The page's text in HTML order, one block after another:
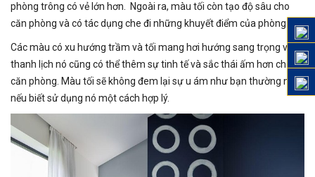
phòng trông có vẻ lớn hơn. Ngoài ra, màu tối còn tạo độ sâu cho
căn phòng và có tác dụng che đi những khuyết điểm của phòng.
Các màu có xu hướng trầm và tối mang hơi hướng sang trọng và
thanh lịch nó cũng có thể thêm sự tinh tế và sắc thái ấm hơn cho
căn phòng. Màu tối sẽ không đem lại sự u ám như bạn thường nghĩ
nếu biết sử dụng nó một cách hợp lý.